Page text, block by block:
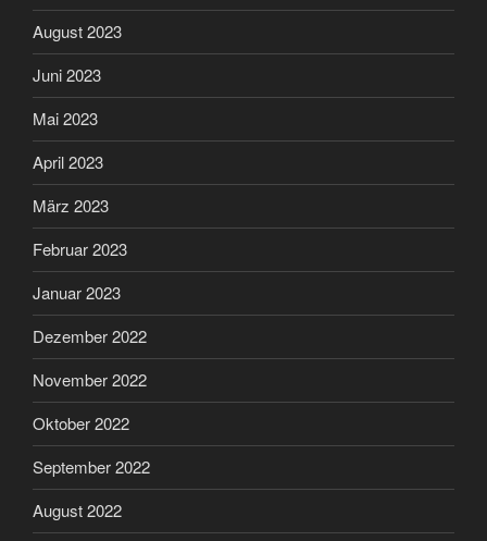
August 2023
Juni 2023
Mai 2023
April 2023
März 2023
Februar 2023
Januar 2023
Dezember 2022
November 2022
Oktober 2022
September 2022
August 2022